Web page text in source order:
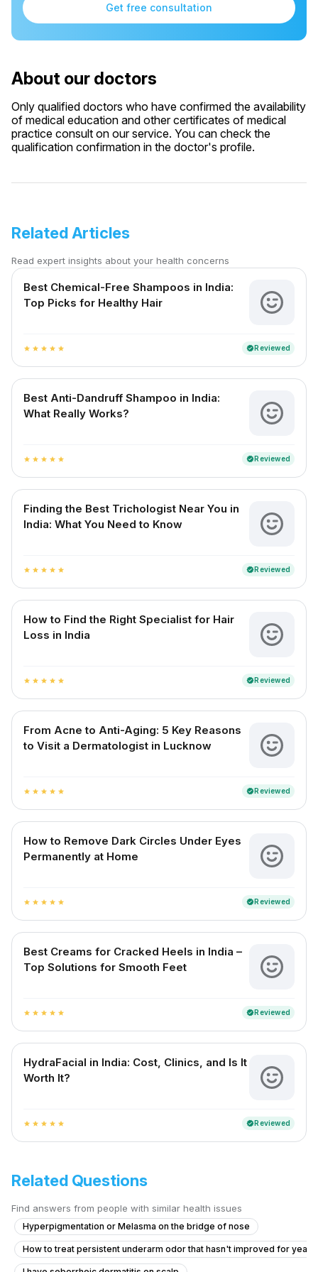
Get free consultation
About our doctors
Only qualified doctors who have confirmed the availability
of medical education and other certificates of medical
practice consult on our service. You can check the
qualification confirmation in the doctor's profile.
Related Articles
Read expert insights about your health concerns
Best Chemical-Free Shampoos in India:
Top Picks for Healthy Hair
star star star star star verifiedReviewed
Best Anti-Dandruff Shampoo in India:
What Really Works?
star star star star star verifiedReviewed
Finding the Best Trichologist Near You in
India: What You Need to Know
star star star star star verifiedReviewed
How to Find the Right Specialist for Hair
Loss in India
star star star star star verifiedReviewed
From Acne to Anti-Aging: 5 Key Reasons
to Visit a Dermatologist in Lucknow
star star star star star verifiedReviewed
How to Remove Dark Circles Under Eyes
Permanently at Home
star star star star star verifiedReviewed
Best Creams for Cracked Heels in India –
Top Solutions for Smooth Feet
star star star star star verifiedReviewed
HydraFacial in India: Cost, Clinics, and Is It
Worth It?
star star star star star verifiedReviewed
Related Questions
Find answers from people with similar health issues
Hyperpigmentation or Melasma on the bridge of nose
How to treat persistent underarm odor that hasn't improved for